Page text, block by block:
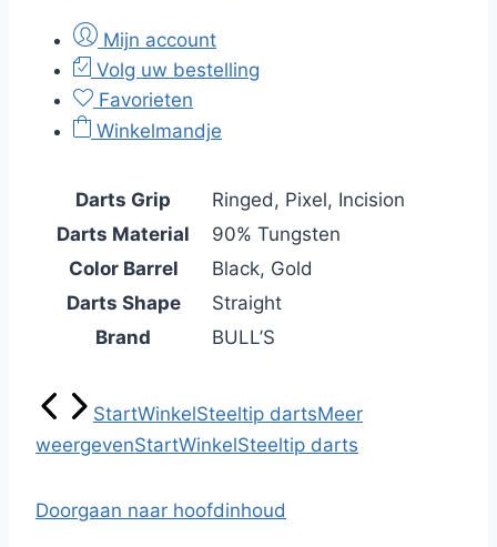
Mijn account
Volg uw bestelling
Favorieten
Winkelmandje
Darts Grip
Ringed, Pixel, Incision
Darts Material
90% Tungsten
Color Barrel
Black, Gold
Darts Shape
Straight
Brand
BULL’S
StartWinkelSteeltip dartsMeer
weergevenStartWinkelSteeltip darts
Doorgaan naar hoofdinhoud